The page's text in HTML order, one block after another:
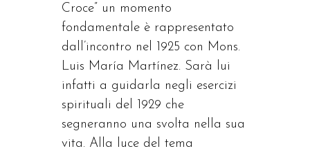
Croce” un momento
fondamentale è rappresentato
dall’incontro nel 1925 con Mons.
Luis María Martínez. Sarà lui
infatti a guidarla negli esercizi
spirituali del 1929 che
segneranno una svolta nella sua
vita. Alla luce del tema